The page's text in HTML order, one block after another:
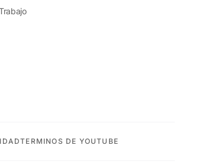
TERMINOS DE YOUTUBE